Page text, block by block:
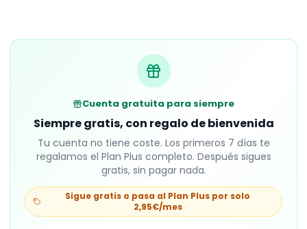
Cuenta gratuita para siempre
Siempre gratis, con regalo de bienvenida
Tu cuenta no tiene coste. Los primeros 7 días te
regalamos el Plan Plus completo. Después sigues
gratis, sin pagar nada.
Sigue gratis o pasa al Plan Plus por solo
2,95€/mes